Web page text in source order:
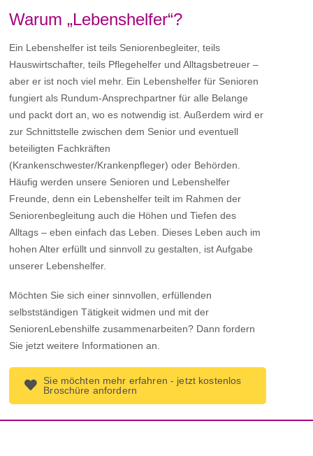
Warum „Lebenshelfer“?
Ein Lebenshelfer ist teils Seniorenbegleiter, teils
Hauswirtschafter, teils Pflegehelfer und Alltagsbetreuer –
aber er ist noch viel mehr. Ein Lebenshelfer für Senioren
fungiert als Rundum-Ansprechpartner für alle Belange
und packt dort an, wo es notwendig ist. Außerdem wird er
zur Schnittstelle zwischen dem Senior und eventuell
beteiligten Fachkräften
(Krankenschwester/Krankenpfleger) oder Behörden.
Häufig werden unsere Senioren und Lebenshelfer
Freunde, denn ein Lebenshelfer teilt im Rahmen der
Seniorenbegleitung auch die Höhen und Tiefen des
Alltags – eben einfach das Leben. Dieses Leben auch im
hohen Alter erfüllt und sinnvoll zu gestalten, ist Aufgabe
unserer Lebenshelfer.
Möchten Sie sich einer sinnvollen, erfüllenden
selbstständigen Tätigkeit widmen und mit der
SeniorenLebenshilfe zusammenarbeiten? Dann fordern
Sie jetzt weitere Informationen an.
Sie möchten mehr erfahren - jetzt kostenlos
Broschüre anfordern